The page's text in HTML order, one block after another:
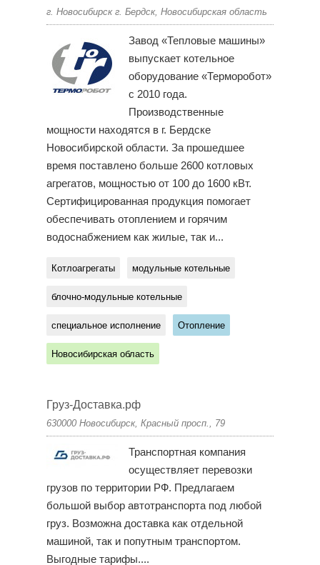
г. Новосибирск г. Бердск, Новосибирская область
Завод «Тепловые машины»
выпускает котельное
оборудование «Терморобот»
с 2010 года.
Производственные
мощности находятся в г. Бердске
Новосибирской области. За прошедшее
время поставлено больше 2600 котловых
агрегатов, мощностью от 100 до 1600 кВт.
Сертифицированная продукция помогает
обеспечивать отоплением и горячим
водоснабжением как жилые, так и...
Котлоагрегаты модульные котельные
блочно-модульные котельные
специальное исполнение Отопление
Новосибирская область
Груз-Доставка.рф
630000 Новосибирск, Красный просп., 79
Транспортная компания
осуществляет перевозки
грузов по территории РФ. Предлагаем
большой выбор автотранспорта под любой
груз. Возможна доставка как отдельной
машиной, так и попутным транспортом.
Выгодные тарифы....